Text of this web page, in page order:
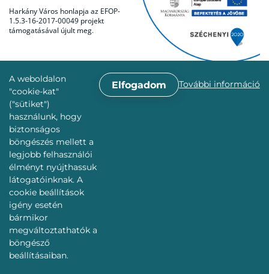
A weboldalon
"cookie-kat"
("sütiket")
használunk, hogy
biztonságos
böngészés mellett a
legjobb felhasználói
élményt nyújthassuk
látogatóinknak. A
cookie beállítások
igény esetén
bármikor
megváltoztathatók a
böngésző
beállításaiban.
Elfogadom További információ
Harkány Város honlapja az EFOP-
1.5.3-16-2017-00049 projekt
támogatásával újult meg.